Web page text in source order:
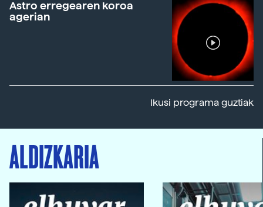
Astro erregearen koroa
agerian
Ikusi programa guztiak
ALDIZKARIA